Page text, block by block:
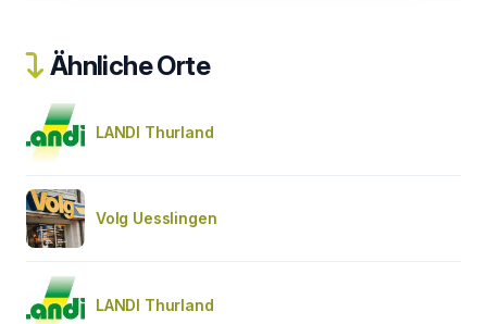
Ähnliche Orte
LANDI Thurland
Volg Uesslingen
LANDI Thurland